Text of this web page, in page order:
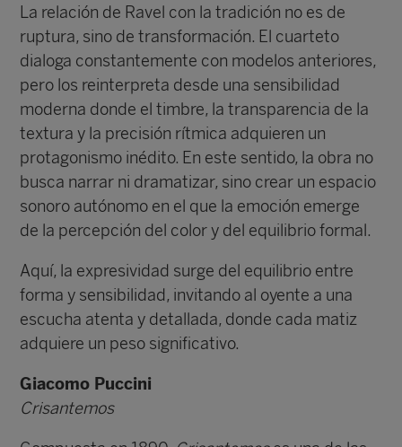
La relación de Ravel con la tradición no es de
ruptura, sino de transformación. El cuarteto
dialoga constantemente con modelos anteriores,
pero los reinterpreta desde una sensibilidad
moderna donde el timbre, la transparencia de la
textura y la precisión rítmica adquieren un
protagonismo inédito. En este sentido, la obra no
busca narrar ni dramatizar, sino crear un espacio
sonoro autónomo en el que la emoción emerge
de la percepción del color y del equilibrio formal.
Aquí, la expresividad surge del equilibrio entre
forma y sensibilidad, invitando al oyente a una
escucha atenta y detallada, donde cada matiz
adquiere un peso significativo.
Giacomo Puccini
Crisantemos